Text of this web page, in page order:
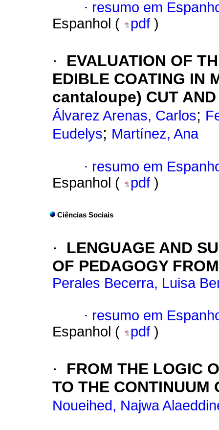
· resumo em
Espanhol (
pdf )
·
EVALUATION OF
EDIBLE COATING IN
cantaloupe) CUT AND
Álvarez Arenas, Carlos;
Eudelys; Martínez, Ana
· resumo em
Espanhol (
pdf )
Ciências Sociais
·
LENGUAGE AND
OF PEDAGOGY
Perales Becerra, Luisa
· resumo em
Espanhol (
pdf )
·
FROM THE LOGIC
TO THE CONTINUUM
Noueihed, Najwa